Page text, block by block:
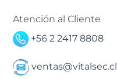
Atención al Cliente
+56 2 2417 8808
ventas@vitalsec.cl